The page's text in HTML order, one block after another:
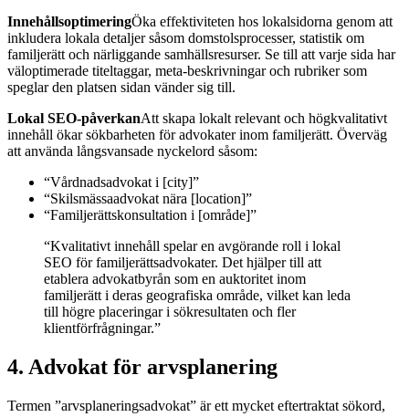
InnehållsoptimeringÖka effektiviteten hos lokalsidorna genom att
inkludera lokala detaljer såsom domstolsprocesser, statistik om
familjerätt och närliggande samhällsresurser. Se till att varje sida har
väloptimerade titeltaggar, meta-beskrivningar och rubriker som
speglar den platsen sidan vänder sig till.
Lokal SEO-påverkanAtt skapa lokalt relevant och högkvalitativt
innehåll ökar sökbarheten för advokater inom familjerätt. Överväg
att använda långsvansade nyckelord såsom:
“Vårdnadsadvokat i [city]”
“Skilsmässaadvokat nära [location]”
“Familjerättskonsultation i [område]”
“Kvalitativt innehåll spelar en avgörande roll i lokal
SEO för familjerättsadvokater. Det hjälper till att
etablera advokatbyrån som en auktoritet inom
familjerätt i deras geografiska område, vilket kan leda
till högre placeringar i sökresultaten och fler
klientförfrågningar.”
4. Advokat för arvsplanering
Termen ”arvsplaneringsadvokat” är ett mycket eftertraktat sökord,